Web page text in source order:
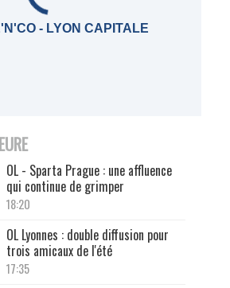
- LYON CAPITALE
OL - Sparta Prague : une affluence
qui continue de grimper
18:20
OL Lyonnes : double diffusion pour
trois amicaux de l'été
17:35